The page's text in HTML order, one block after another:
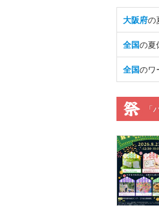
大阪府の
全国の夏
全国のワ